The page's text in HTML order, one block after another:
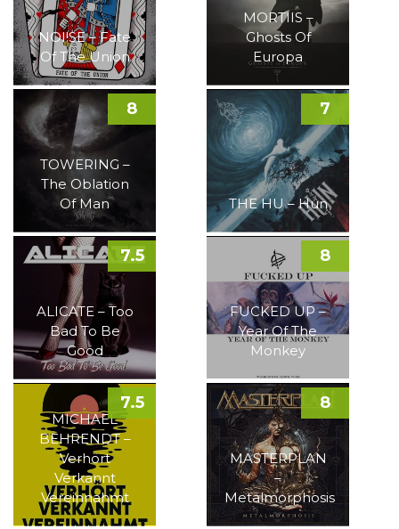
NOI!SE – Fate
Of The Union
MORTIIS –
Ghosts Of
Europa
TOWERING –
The Oblation
Of Man
8
THE HU – Hun
7
ALICATE – Too
Bad To Be
Good
7.5
FUCKED UP –
Year Of The
Monkey
8
MICHAEL
BEHRENDT –
Verhört
Verkannt
Vereinnahmt
7.5
MASTERPLAN
–
Metalmorphosis
8